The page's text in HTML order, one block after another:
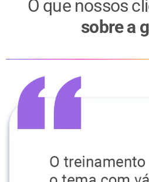
O que nossos
sobre a